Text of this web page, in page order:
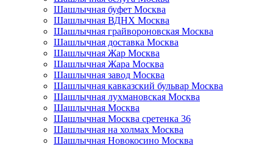
Шашлычная буфет Москва
Шашлычная ВДНХ Москва
Шашлычная грайвороновская Москва
Шашлычная доставка Москва
Шашлычная Жар Москва
Шашлычная Жара Москва
Шашлычная завод Москва
Шашлычная кавказский бульвар Москва
Шашлычная лухмановская Москва
Шашлычная Москва
Шашлычная Москва сретенка 36
Шашлычная на холмах Москва
Шашлычная Новокосино Москва